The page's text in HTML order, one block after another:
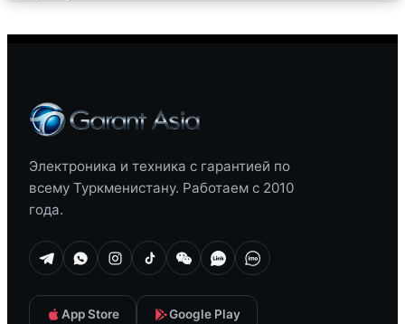
Электроника и техника с гарантией по
всему Туркменистану. Работаем с 2010
года.
App Store Google Play